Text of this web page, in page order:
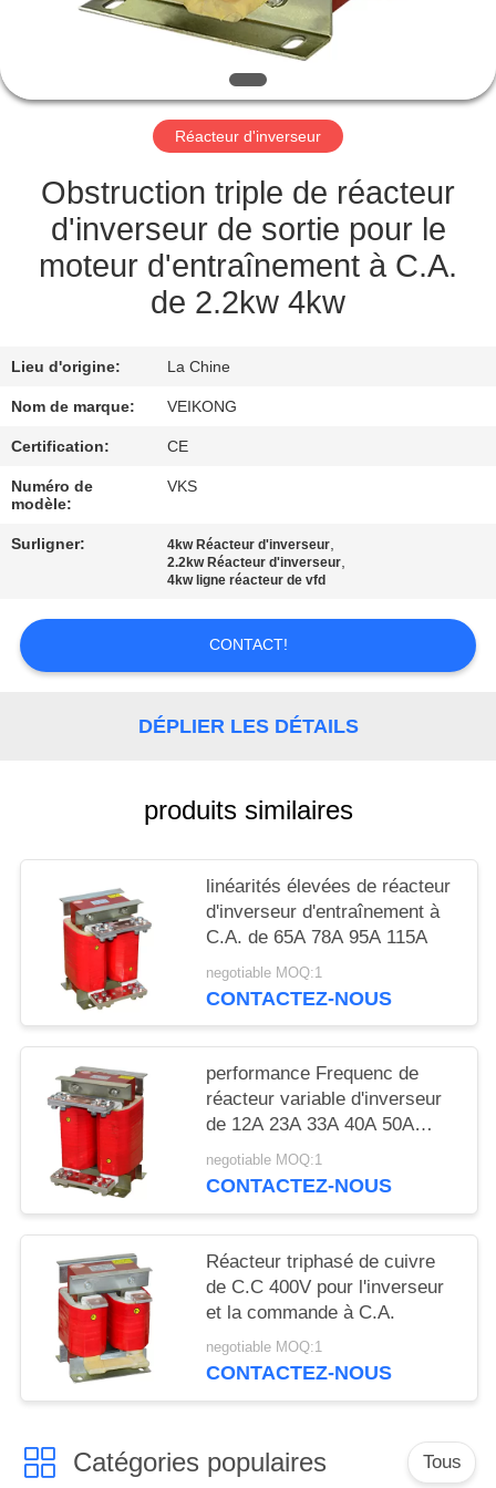
VISITE
L'USINE
CONTRÔLE
DE
QUALITÉ
CONTACTER
DEMANDEZ
UNE
CITATION
DU
SITE
POLITIQUE
PROTECTION
PRIVÉE
Réacteur d'inverseur
Obstruction triple de réacteur
d'inverseur de sortie pour le
moteur d'entraînement à C.A.
de 2.2kw 4kw
Lieu d'origine: La Chine
Nom de marque: VEIKONG
Certification: CE
Numéro de
modèle:
VKS
Surligner: 4kw Réacteur d'inverseur,
2.2kw Réacteur d'inverseur,
4kw ligne réacteur de vfd
CONTACT!
DÉPLIER LES DÉTAILS
produits similaires
linéarités élevées de réacteur
d'inverseur d'entraînement à
C.A. de 65A 78A 95A 115A
negotiable MOQ:1
CONTACTEZ-NOUS
performance Frequenc de
réacteur variable d'inverseur
de 12A 23A 33A 40A 50A
haute
negotiable MOQ:1
CONTACTEZ-NOUS
Réacteur triphasé de cuivre
de C.C 400V pour l'inverseur
et la commande à C.A.
negotiable MOQ:1
CONTACTEZ-NOUS
Catégories populaires Tous